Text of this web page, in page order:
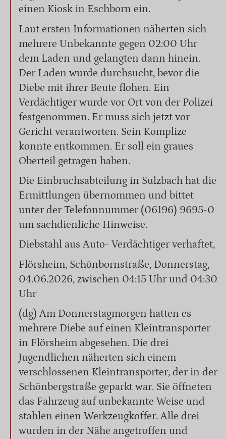
einen Kiosk in Eschborn ein.
Laut ersten Informationen näherten sich
mehrere Unbekannte gegen 02:00 Uhr
dem Laden und gelangten dann hinein.
Der Laden wurde durchsucht, bevor die
Diebe mit ihrer Beute flohen. Ein
Verdächtiger wurde vor Ort von der Polizei
festgenommen. Er muss sich jetzt vor
Gericht verantworten. Sein Komplize
konnte entkommen. Er soll ein graues
Oberteil getragen haben.
Die Einbruchsabteilung in Sulzbach hat die
Ermittlungen übernommen und bittet
unter der Telefonnummer (06196) 9695-0
um sachdienliche Hinweise.
Diebstahl aus Auto- Verdächtiger verhaftet,
Flörsheim, Schönbornstraße, Donnerstag,
04.06.2026, zwischen 04:15 Uhr und 04:30
Uhr
(dg) Am Donnerstagmorgen hatten es
mehrere Diebe auf einen Kleintransporter
in Flörsheim abgesehen. Die drei
Jugendlichen näherten sich einem
verschlossenen Kleintransporter, der in der
Schönbergstraße geparkt war. Sie öffneten
das Fahrzeug auf unbekannte Weise und
stahlen einen Werkzeugkoffer. Alle drei
wurden in der Nähe angetroffen und